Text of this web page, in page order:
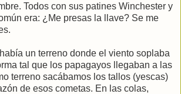
Todos con sus patines Winchester y
era: ¿Me presas la llave? Se me
un terreno donde el viento soplaba
tal que los papagayos llegaban a las
terreno sacábamos los tallos (yescas)
de esos cometas. En las colas,